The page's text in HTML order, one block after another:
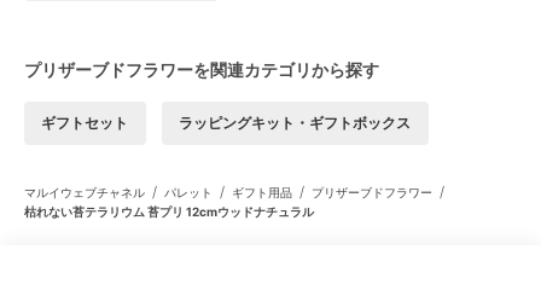
プリザーブドフラワーを関連カテゴリから探す
ギフトセット ラッピングキット・ギフトボックス
マルイウェブチャネル / パレット / ギフト用品 / プリザーブドフラワー /
枯れない苔テラリウム 苔プリ 12cmウッドナチュラル